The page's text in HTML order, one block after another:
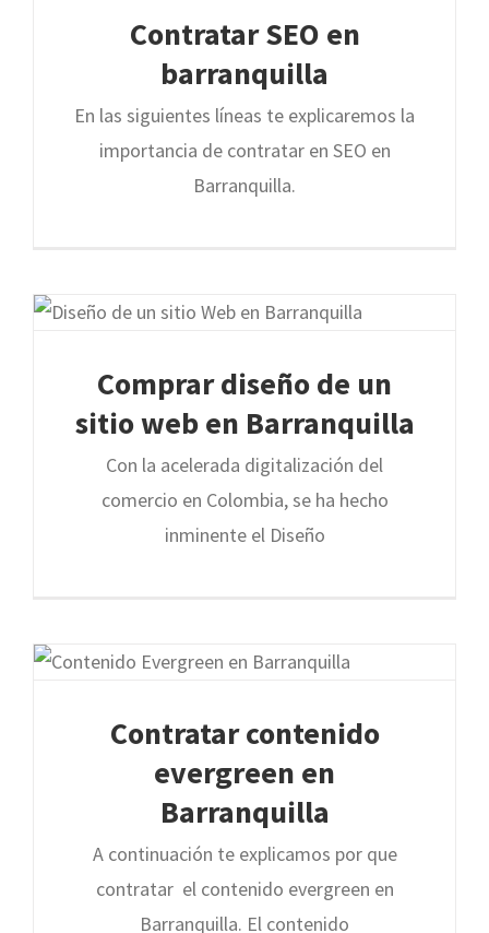
Contratar SEO en
barranquilla
En las siguientes líneas te explicaremos la
importancia de contratar en SEO en
Barranquilla.
Comprar diseño de un
sitio web en Barranquilla
Con la acelerada digitalización del
comercio en Colombia, se ha hecho
inminente el Diseño
Contratar contenido
evergreen en
Barranquilla
A continuación te explicamos por que
contratar el contenido evergreen en
Barranquilla. El contenido